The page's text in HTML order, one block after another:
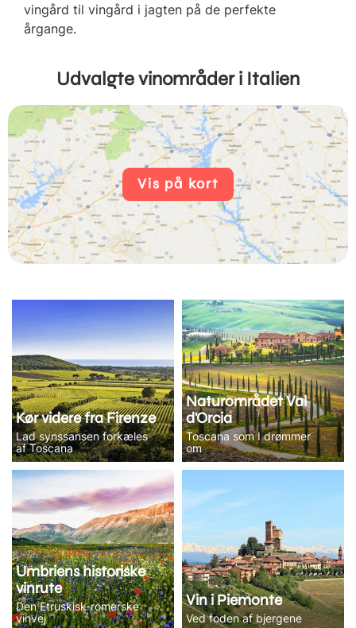
vingård til vingård i jagten på de perfekte
årgange.
Udvalgte vinområder i Italien
Vis på kort
Kør videre fra Firenze
Lad synssansen forkæles
af Toscana
Naturområdet Val
d'Orcia
Toscana som I drømmer
om
Umbriens historiske
vinrute
Den Etruskisk-romerske
vinvej
Vin i Piemonte
Ved foden af bjergene